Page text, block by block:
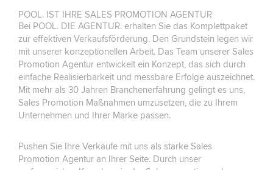
POOL. IST IHRE SALES PROMOTION AGENTUR
Bei POOL. DIE AGENTUR. erhalten Sie das Komplettpaket
zur effektiven Verkaufsförderung. Den Grundstein legen wir
mit unserer konzeptionellen Arbeit. Das Team unserer Sales
Promotion Agentur entwickelt ein Konzept, das sich durch
einfache Realisierbarkeit und messbare Erfolge auszeichnet.
Mit mehr als 30 Jahren Branchenerfahrung gelingt es uns,
Sales Promotion Maßnahmen umzusetzen, die zu Ihrem
Unternehmen und Ihrer Marke passen.
Pushen Sie Ihre Verkäufe mit uns als starke Sales
Promotion Agentur an Ihrer Seite. Durch unser